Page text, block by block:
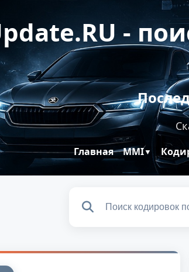
-
Главная MMI▼